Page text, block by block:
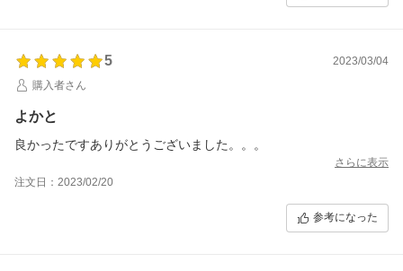
5
2023/03/04
購入者さん
よかと
良かったですありがとうございました。。。
さらに表示
注文日：2023/02/20
参考になった